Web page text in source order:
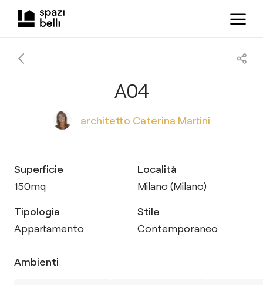
A04
architetto Caterina Martini
Superficie
150mq
Località
Milano (Milano)
Tipologia
Appartamento
Stile
Contemporaneo
Ambienti